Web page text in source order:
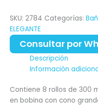
SKU: 2784 Categorías:
ELEGANTE
Consultar por
Descripción
Información
Contiene 8 rollos de 300
en bobina con cono